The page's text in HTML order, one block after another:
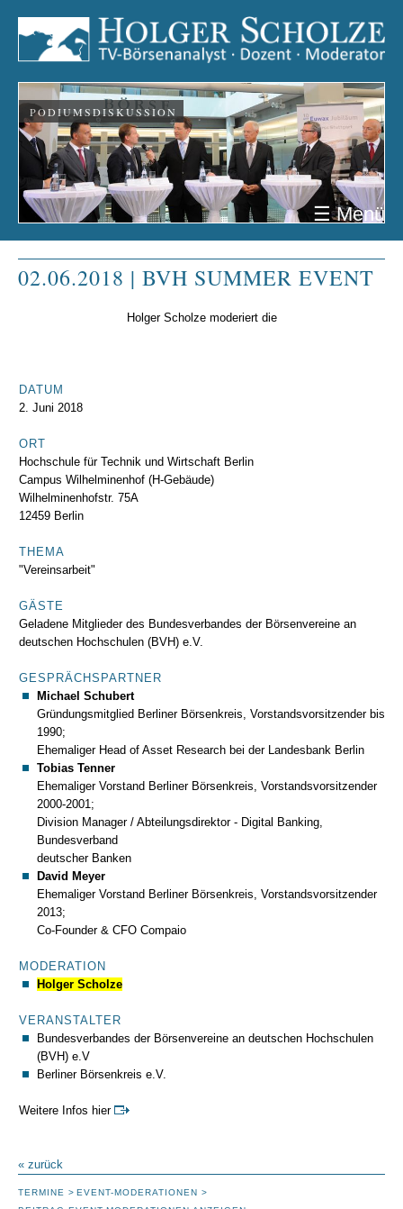
PODIUMSDISKUSSION
☰ Menü
02.06.2018 | BVH SUMMER EVENT
Holger Scholze moderiert die
DATUM
2. Juni 2018
ORT
Hochschule für Technik und Wirtschaft Berlin
Campus Wilhelminenhof (H-Gebäude)
Wilhelminenhofstr. 75A
12459 Berlin
THEMA
"Vereinsarbeit"
GÄSTE
Geladene Mitglieder des Bundesverbandes der Börsenvereine an
deutschen Hochschulen (BVH) e.V.
GESPRÄCHSPARTNER
Michael Schubert
Gründungsmitglied Berliner Börsenkreis, Vorstandsvorsitzender bis
1990;
Ehemaliger Head of Asset Research bei der Landesbank Berlin
Tobias Tenner
Ehemaliger Vorstand Berliner Börsenkreis, Vorstandsvorsitzender
2000-2001;
Division Manager / Abteilungsdirektor - Digital Banking,
Bundesverband
deutscher Banken
David Meyer
Ehemaliger Vorstand Berliner Börsenkreis, Vorstandsvorsitzender
2013;
Co-Founder & CFO Compaio
MODERATION
Holger Scholze
VERANSTALTER
Bundesverbandes der Börsenvereine an deutschen Hochschulen
(BVH) e.V
Berliner Börsenkreis e.V.
Weitere Infos hier
« zurück
TERMINE
EVENT-MODERATIONEN